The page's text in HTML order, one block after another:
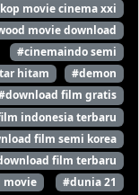
movie cinema xxi
movie download
#cinemaindo semi
hitam
#demon
film gratis
indonesia terbaru
film semi korea
film terbaru
movie #dunia 21